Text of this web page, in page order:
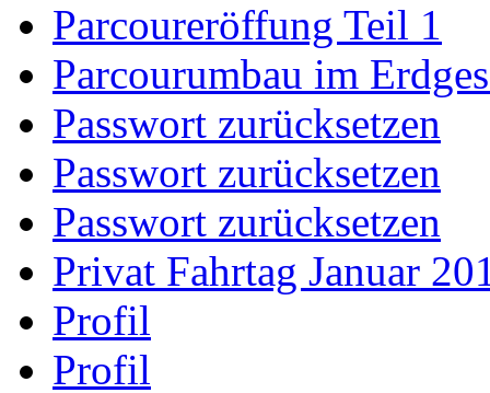
Parcoureröffung Teil 1
Parcourumbau im
Passwort zurücksetzen
Passwort zurücksetzen
Passwort zurücksetzen
Privat Fahrtag Januar
Profil
Profil